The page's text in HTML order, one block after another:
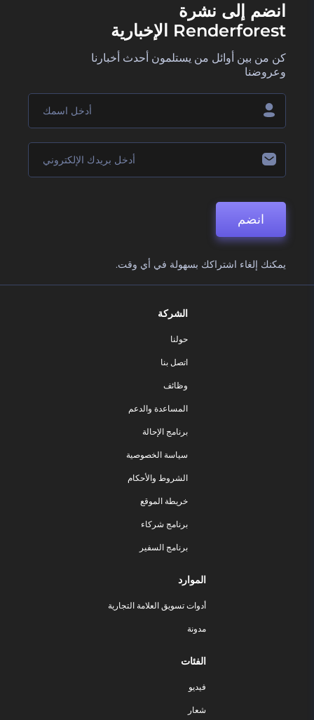
انضم إلى نشرة
Renderforest الإخبارية
كن من بين أوائل من يستلمون أحدث أخبارنا
وعروضنا
انضم
يمكنك إلغاء اشتراكك بسهولة في أي وقت.
الشركة
حولنا
اتصل بنا
وظائف
المساعدة والدعم
برنامج الإحالة
سياسة الخصوصية
الشروط والأحكام
خريطة الموقع
برنامج شركاء
برنامج السفير
الموارد
أدوات تسويق العلامة التجارية
مدونة
الفئات
فيديو
شعار